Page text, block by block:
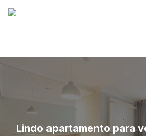
Lindo apartamento para